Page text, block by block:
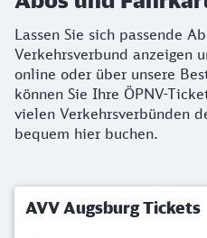
Lassen Sie sich passende
Verkehrsverbund anzeigen
online oder über unsere
können Sie Ihre ÖPNV-
vielen Verkehrsverbünden
bequem hier buchen.
AVV Augsburg Tickets